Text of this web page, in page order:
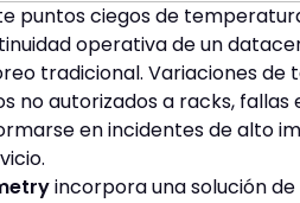
puntos ciegos de
operativa de un
tradicional. Variaciones de
no autorizados a racks,
en incidentes de alto
incorpora una solución